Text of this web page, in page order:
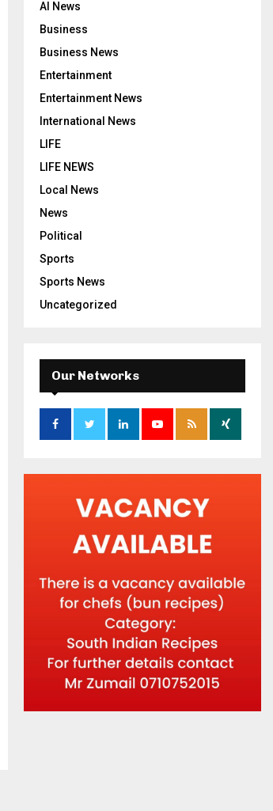
AI News
Business
Business News
Entertainment
Entertainment News
International News
LIFE
LIFE NEWS
Local News
News
Political
Sports
Sports News
Uncategorized
Our Networks